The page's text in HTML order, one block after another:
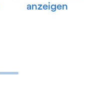
anzeigen